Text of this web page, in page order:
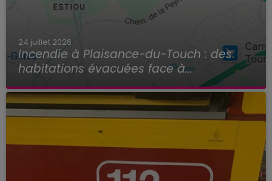
24 juillet 2026
Incendie à Plaisance-du-Touch : des
habitations évacuées face à...